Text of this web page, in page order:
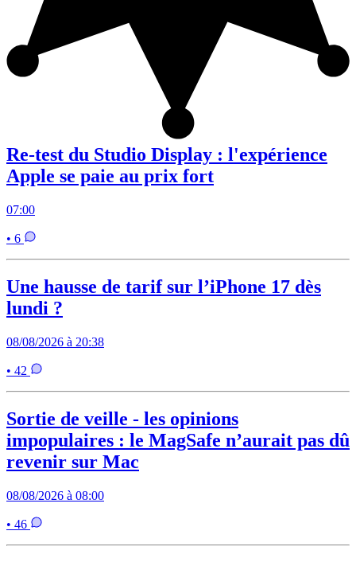
Re-test du Studio Display : l'expérience
Apple se paie au prix fort
07:00
• 6
Une hausse de tarif sur l’iPhone 17 dès
lundi ?
08/08/2026 à 20:38
• 42
Sortie de veille - les opinions
impopulaires : le MagSafe n’aurait pas dû
revenir sur Mac
08/08/2026 à 08:00
• 46